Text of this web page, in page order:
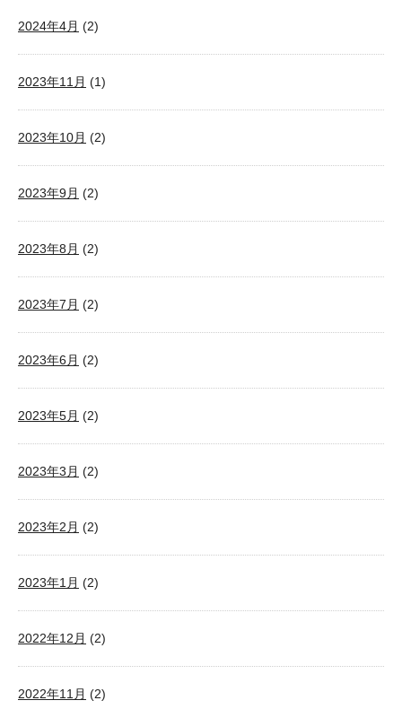
2024年4月 (2)
2023年11月 (1)
2023年10月 (2)
2023年9月 (2)
2023年8月 (2)
2023年7月 (2)
2023年6月 (2)
2023年5月 (2)
2023年3月 (2)
2023年2月 (2)
2023年1月 (2)
2022年12月 (2)
2022年11月 (2)